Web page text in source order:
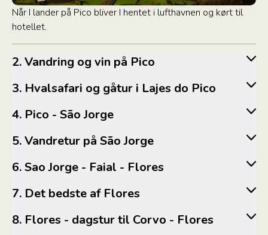
Når I lander på Pico bliver I hentet i lufthavnen og kørt til
hotellet.
2. Vandring og vin på Pico
3. Hvalsafari og gåtur i Lajes do Pico
4. Pico - São Jorge
5. Vandretur på São Jorge
6. Sao Jorge - Faial - Flores
7. Det bedste af Flores
8. Flores - dagstur til Corvo - Flores